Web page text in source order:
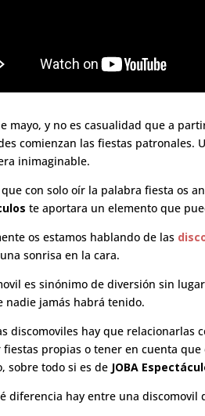
mayo, y no es casualidad que a
comienzan las fiestas patronales.
inimaginable.
que con solo oír la palabra fiesta os
te aportara un elemento que
os estamos hablando de las
sonrisa en la cara.
es sinónimo de diversión sin
nadie jamás habrá tenido.
discomoviles hay que
fiestas propias o tener en cuenta
sobre todo si es de JOBA
diferencia hay entre una discomovil